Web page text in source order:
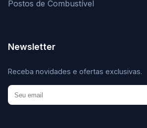
Postos de Combustível
Newsletter
Receba novidades e ofertas exclusivas.